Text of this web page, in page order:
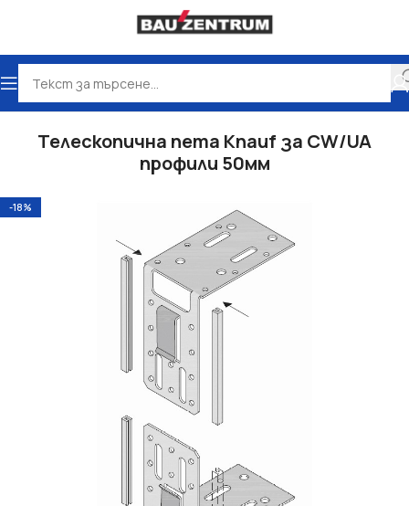
Начало Сухо строителство
Телескопична пета Knauf за CW/UA
профили 50мм
-18%